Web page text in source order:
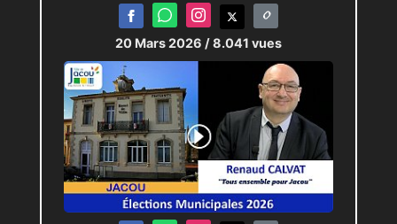
20 Mars 2026 / 8.041 vues